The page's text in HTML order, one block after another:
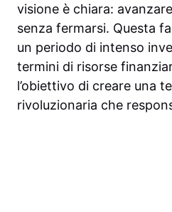
visione è chiara:
senza fermarsi. Questa
un periodo di intenso
termini di risorse
l’obiettivo di creare una
rivoluzionaria che